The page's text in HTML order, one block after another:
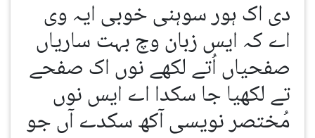
دی اک ہور سوہنی خوبی ایہ وی
اے کہ ایس زبان وچ بہت ساریاں
صفحیاں اُتے لکھے نوں اک صفحے
تے لکھیا جا سکدا اے ایس نوں
مُختصر نویسی آکھ سکدے آں جو